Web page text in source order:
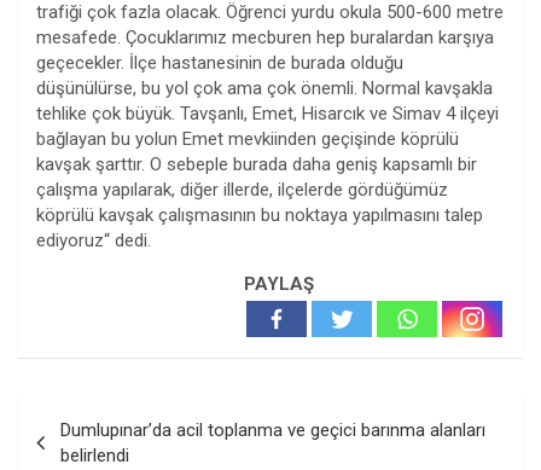
trafiği çok fazla olacak. Öğrenci yurdu okula 500-600 metre
mesafede. Çocuklarımız mecburen hep buralardan karşıya
geçecekler. İlçe hastanesinin de burada olduğu
düşünülürse, bu yol çok ama çok önemli. Normal kavşakla
tehlike çok büyük. Tavşanlı, Emet, Hisarcık ve Simav 4 ilçeyi
bağlayan bu yolun Emet mevkiinden geçişinde köprülü
kavşak şarttır. O sebeple burada daha geniş kapsamlı bir
çalışma yapılarak, diğer illerde, ilçelerde gördüğümüz
köprülü kavşak çalışmasının bu noktaya yapılmasını talep
ediyoruz“ dedi.
PAYLAŞ
gezinmesi
Dumlupınar’da acil toplanma ve geçici barınma alanları
belirlendi